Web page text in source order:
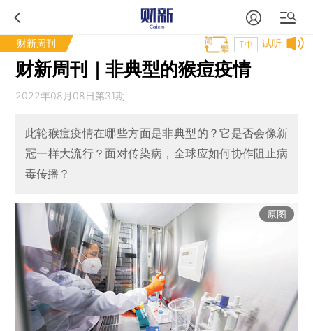
财新周刊 试听
T中
财新周刊｜非典型的猴痘疫情
2022年08月08日第31期
此轮猴痘疫情在哪些方面是非典型的？它是否会像新
冠一样大流行？面对传染病，全球应如何协作阻止病
毒传播？
原图